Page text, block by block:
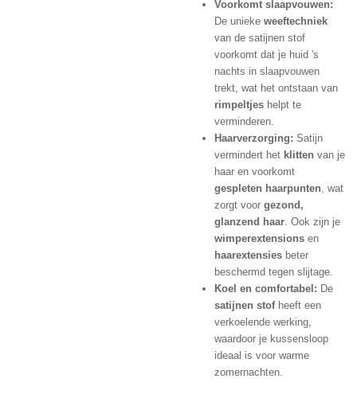
Voorkomt slaapvouwen:
De unieke weeftechniek
van de satijnen stof
voorkomt dat je huid 's
nachts in slaapvouwen
trekt, wat het ontstaan van
rimpeltjeshelpt te
verminderen.
Haarverzorging: Satijn
vermindert het klitten van je
haar en voorkomt
gespleten haarpunten, wat
zorgt voor gezond,
glanzend haar. Ook zijn je
wimperextensionsen
haarextensiesbeter
beschermd tegen slijtage.
Koel en comfortabel: De
satijnen stofheeft een
verkoelende werking,
waardoor je kussensloop
ideaal is voor warme
zomernachten.